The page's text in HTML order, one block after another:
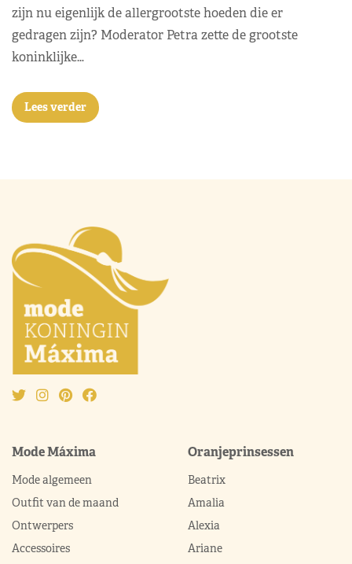
zijn nu eigenlijk de allergrootste hoeden die er
gedragen zijn? Moderator Petra zette de grootste
koninklijke…
Lees verder
Mode Máxima
Mode algemeen
Outfit van de maand
Ontwerpers
Accessoires
Oranjeprinsessen
Beatrix
Amalia
Alexia
Ariane